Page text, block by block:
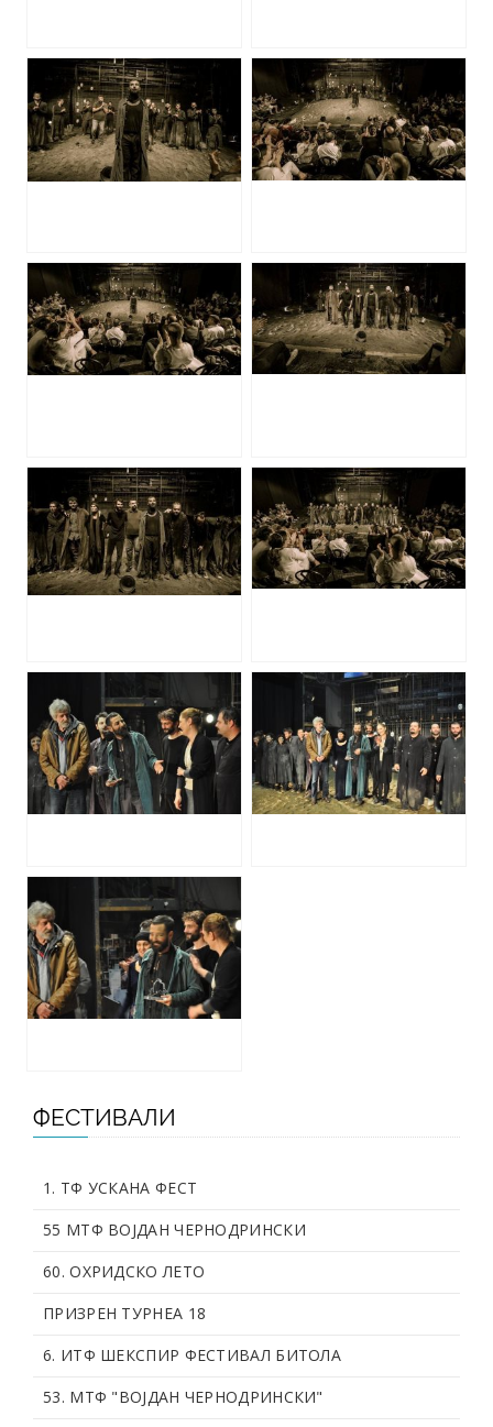
ФЕСТИВАЛИ
1. ТФ УСКАНА ФЕСТ
55 МТФ ВОЈДАН ЧЕРНОДРИНСКИ
60. OХРИДСКО ЛЕТО
ПРИЗРЕН ТУРНЕА 18
6. ИТФ ШЕКСПИР ФЕСТИВАЛ БИТОЛА
53. МТФ "ВОЈДАН ЧЕРНОДРИНСКИ"